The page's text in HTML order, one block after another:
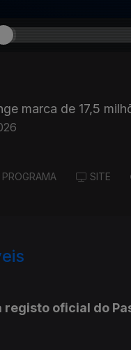
marca de 17,5
SITE
registo oficial do